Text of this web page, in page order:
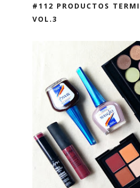
#112 PRODUCTOS
VOL.3